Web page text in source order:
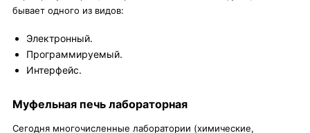
бывает одного из видов:
Электронный.
Программируемый.
Интерфейс.
Муфельная печь лабораторная
Сегодня многочисленные лаборатории (химические,